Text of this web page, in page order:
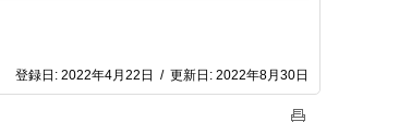
登録日: 2022年4月22日 / 更新日: 2022年8月30日